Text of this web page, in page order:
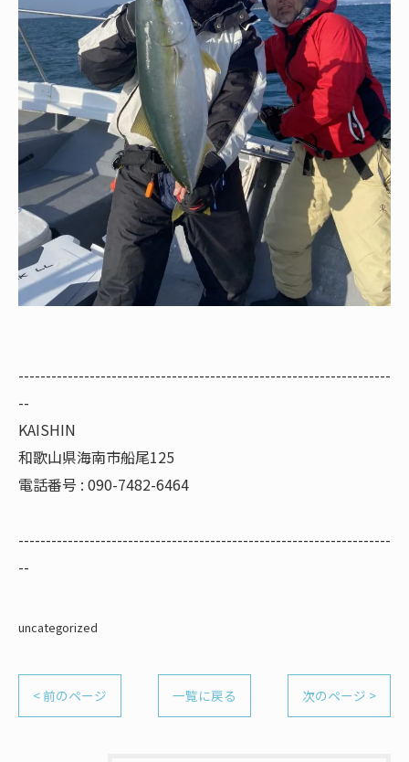
--------------------------------------------------------------------
--
KAISHIN
和歌山県海南市船尾125
電話番号 : 090-7482-6464
--------------------------------------------------------------------
--
uncategorized
< 前のページ 一覧に戻る 次のページ >